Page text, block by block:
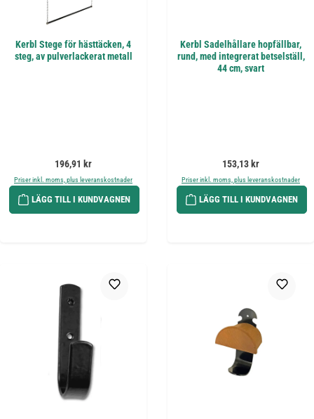
Kerbl Stege för hästtäcken, 4
steg, av pulverlackerat metall
Ordinarie pris:
196,91 kr
Priser inkl. moms, plus leveranskostnader
LÄGG TILL I KUNDVAGNEN
Kerbl Sadelhållare hopfällbar,
rund, med integrerat betselställ,
44 cm, svart
Ordinarie pris:
153,13 kr
Priser inkl. moms, plus leveranskostnader
LÄGG TILL I KUNDVAGNEN